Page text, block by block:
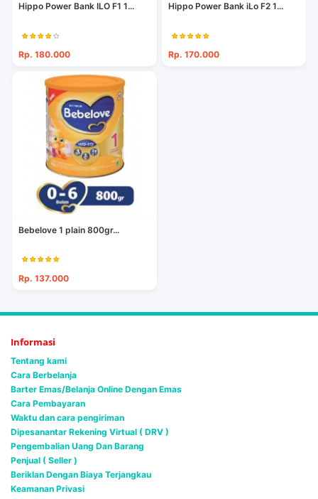
Hippo Power Bank ILO F1 1...
Rp. 180.000
Hippo Power Bank iLo F2 1...
Rp. 170.000
Bebelove 1 plain 800gr...
Rp. 137.000
Informasi
Tentang kami
Cara Berbelanja
Barter Emas/Belanja Online Dengan Emas
Cara Pembayaran
Waktu dan cara pengiriman
Dipesanantar Rekening Virtual ( DRV )
Pengembalian Uang Dan Barang
Penjual ( Seller )
Beriklan Dengan Biaya Terjangkau
Keamanan Privasi